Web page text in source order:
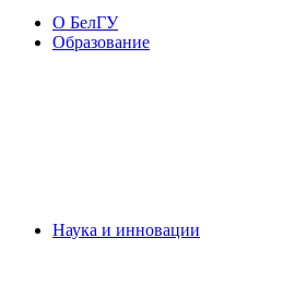
О БелГУ
Образование
Наука и инновации